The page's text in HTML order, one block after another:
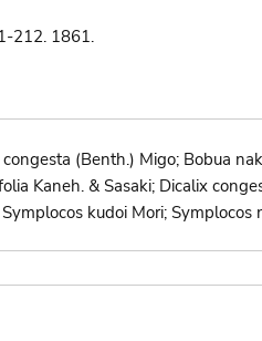
212. 1861.
(Benth.) Migo; Bobua
Kaneh. & Sasaki; Dicalix
kudoi Mori;